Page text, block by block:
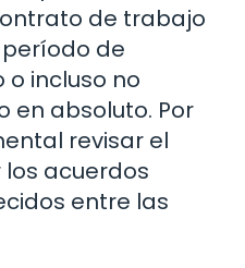
de trabajo
de
incluso no
en absoluto. Por
revisar el
acuerdos
entre las